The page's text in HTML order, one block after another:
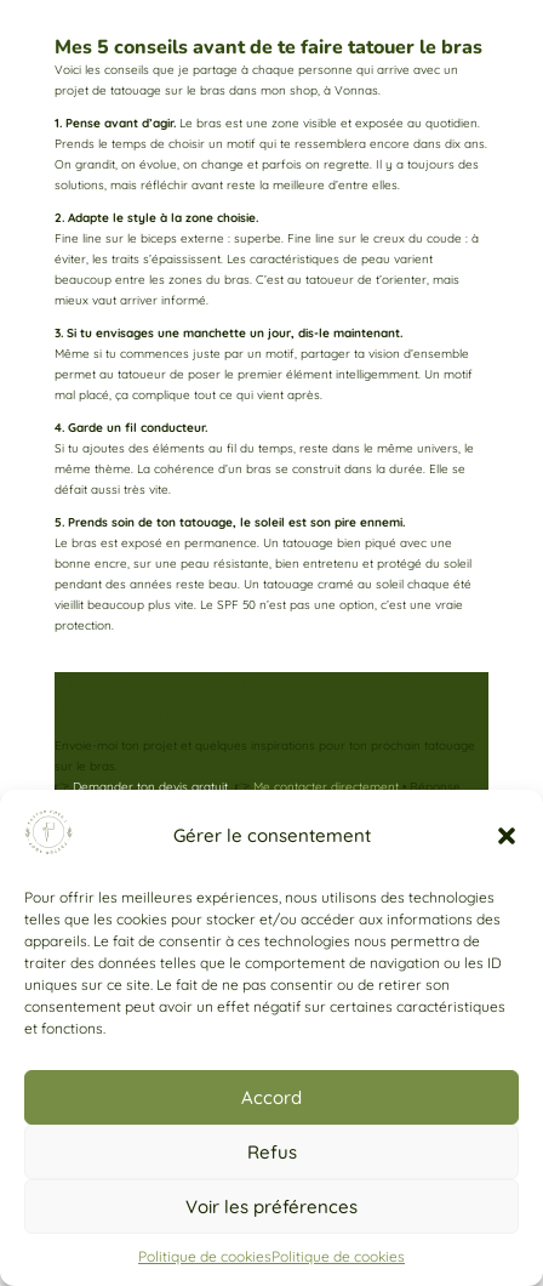
Gérer le consentement
Pour offrir les meilleures expériences, nous utilisons des technologies
telles que les cookies pour stocker et/ou accéder aux informations des
appareils. Le fait de consentir à ces technologies nous permettra de
traiter des données telles que le comportement de navigation ou les ID
uniques sur ce site. Le fait de ne pas consentir ou de retirer son
consentement peut avoir un effet négatif sur certaines caractéristiques
et fonctions.
Accord
Refus
Voir les préférences
Politique de cookiesPolitique de cookies
Mes 5 conseils avant de te faire tatouer le bras
Voici les conseils que je partage à chaque personne qui arrive avec un
projet de tatouage sur le bras dans mon shop, à Vonnas.
1. Pense avant d’agir. Le bras est une zone visible et exposée au quotidien.
Prends le temps de choisir un motif qui te ressemblera encore dans dix ans.
On grandit, on évolue, on change et parfois on regrette. Il y a toujours des
solutions, mais réfléchir avant reste la meilleure d’entre elles.
2. Adapte le style à la zone choisie.
Fine line sur le biceps externe : superbe. Fine line sur le creux du coude : à
éviter, les traits s’épaississent. Les caractéristiques de peau varient
beaucoup entre les zones du bras. C’est au tatoueur de t’orienter, mais
mieux vaut arriver informé.
3. Si tu envisages une manchette un jour, dis-le maintenant.
Même si tu commences juste par un motif, partager ta vision d’ensemble
permet au tatoueur de poser le premier élément intelligemment. Un motif
mal placé, ça complique tout ce qui vient après.
4. Garde un fil conducteur.
Si tu ajoutes des éléments au fil du temps, reste dans le même univers, le
même thème. La cohérence d’un bras se construit dans la durée. Elle se
défait aussi très vite.
5. Prends soin de ton tatouage, le soleil est son pire ennemi.
Le bras est exposé en permanence. Un tatouage bien piqué avec une
bonne encre, sur une peau résistante, bien entretenu et protégé du soleil
pendant des années reste beau. Un tatouage cramé au soleil chaque été
vieillit beaucoup plus vite. Le SPF 50 n’est pas une option, c’est une vraie
protection.
Envoie-moi ton projet et quelques inspirations pour ton prochain tatouage
sur le bras.
👉Demander ton devis gratuit 👉Me contacter directement• Réponse
Format Description Fourchette indicative
Petit motif
avant-bras
150 – 400 €
partielle,
à partir de 400 €